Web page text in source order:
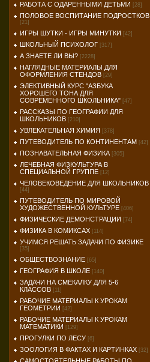
РАБОТА С ОДАРЕННЫМИ ДЕТЬМИ [28]
ПОЛОВОЕ ВОСПИТАНИЕ ПОДРОСТКОВ
[21]
ИГРЫ ШУТКИ - ИГРЫ МИНУТКИ [42]
ШКОЛЬНЫЙ ПСИХОЛОГ [317]
А ЗНАЕТЕ ЛИ ВЫ? [2228]
НАГЛЯДНЫЕ МАТЕРИАЛЫ ДЛЯ
ОФОРМЛЕНИЯ СТЕНДОВ [29]
ЭЛЕКТИВНЫЙ КУРС "АЗБУКА
ХОРОШЕГО ТОНА ДЛЯ
СОВРЕМЕННОГО ШКОЛЬНИКА" [47]
РАССКАЗЫ ПО ГЕОГРАФИИ ДЛЯ
ШКОЛЬНИКОВ [210]
УВЛЕКАТЕЛЬНАЯ ХИМИЯ [378]
ПУТЕВОДИТЕЛЬ ПО КОНТИНЕНТАМ [42]
ПОЗНАВАТЕЛЬНАЯ ФИЗИКА [305]
ЛЕЧЕБНАЯ ФИЗКУЛЬТУРА В
СПЕЦИАЛЬНОЙ ГРУППЕ [12]
ЧЕЛОВЕКОВЕДЕНИЕ ДЛЯ ШКОЛЬНИКОВ
[44]
ПУТЕВОДИТЕЛЬ ПО МИРОВОЙ
ХУДОЖЕСТВЕННОЙ КУЛЬТУРЕ [406]
ФИЗИЧЕСКИЕ ДЕМОНСТРАЦИИ [74]
ФИЗИКА В КОМИКСАХ [114]
УЧИМСЯ РЕШАТЬ ЗАДАЧИ ПО ФИЗИКЕ
[35]
ОБЩЕСТВОЗНАНИЕ [65]
ГЕОГРАФИЯ В ШКОЛЕ [140]
ЗАДАЧИ НА СМЕКАЛКУ ДЛЯ 5-6
КЛАССОВ [11]
РАБОЧИЕ МАТЕРИАЛЫ К УРОКАМ
ГЕОМЕТРИИ [42]
РАБОЧИЕ МАТЕРИАЛЫ К УРОКАМ
МАТЕМАТИКИ [129]
ПРОГУЛКИ ПО ЛЕСУ [6]
ЗООЛОГИЯ В ФАКТАХ И КАРТИНКАХ [32]